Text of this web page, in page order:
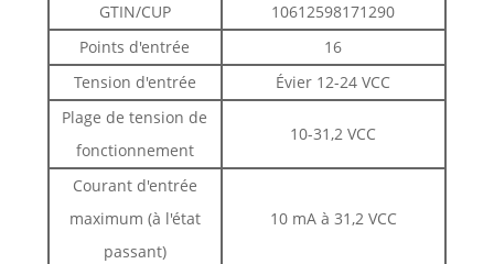
GTIN/CUP
10612598171290
Points d'entrée
16
Tension d'entrée
Évier 12-24 VCC
Plage de tension de
fonctionnement
10-31,2 VCC
Courant d'entrée
maximum (à l'état
passant)
10 mA à 31,2 VCC